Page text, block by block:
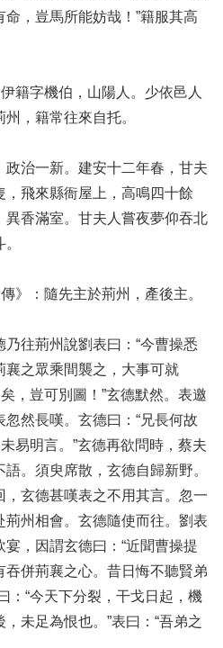
，豈馬所能妨哉！”籍服其高
伊籍字機伯，山陽人。少依邑人
，籍常往來自托。
治一新。建安十二年春，甘夫
，飛來縣衙屋上，高鳴四十餘
香滿室。甘夫人嘗夜夢仰吞北
》：隨先主於荊州，產後主。
往荊州說劉表曰：“今曹操悉
之眾乘間襲之，大事可就
，豈可別圖！”玄德默然。表邀
然長嘆。玄德曰：“兄長何故
易明言。”玄德再欲問時，蔡夫
。須臾席散，玄德自歸新野。
玄德甚嘆表之不用其言。忽一
荊州相會。玄德隨使而往。劉表
，因謂玄德曰：“近聞曹操提
併荊襄之心。昔日悔不聽賢弟
：“今天下分裂，干戈日起，機
未足為恨也。”表曰：“吾弟之